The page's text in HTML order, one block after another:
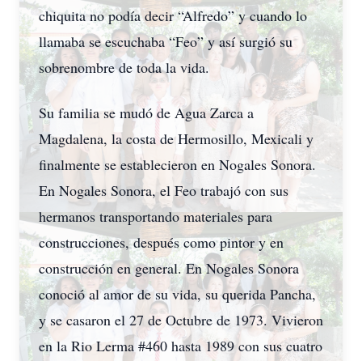
chiquita no podía decir “Alfredo” y cuando lo
llamaba se escuchaba “Feo” y así surgió su
sobrenombre de toda la vida.
Su familia se mudó de Agua Zarca a
Magdalena, la costa de Hermosillo, Mexicali y
finalmente se establecieron en Nogales Sonora.
En Nogales Sonora, el Feo trabajó con sus
hermanos transportando materiales para
construcciones, después como pintor y en
construcción en general. En Nogales Sonora
conoció al amor de su vida, su querida Pancha,
y se casaron el 27 de Octubre de 1973. Vivieron
en la Rio Lerma #460 hasta 1989 con sus cuatro